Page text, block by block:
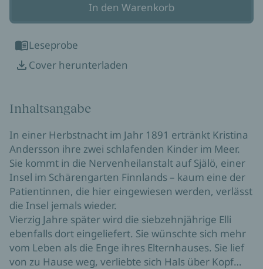
In den Warenkorb
Leseprobe
Cover herunterladen
Inhaltsangabe
In einer Herbstnacht im Jahr 1891 ertränkt Kristina
Andersson ihre zwei schlafenden Kinder im Meer.
Sie kommt in die Nervenheilanstalt auf Själö, einer
Insel im Schärengarten Finnlands – kaum eine der
Patientinnen, die hier eingewiesen werden, verlässt
die Insel jemals wieder.
Vierzig Jahre später wird die siebzehnjährige Elli
ebenfalls dort eingeliefert. Sie wünschte sich mehr
vom Leben als die Enge ihres Elternhauses. Sie lief
von zu Hause weg, verliebte sich Hals über Kopf